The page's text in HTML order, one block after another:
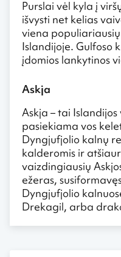
Purslai vėl kyla į
išvysti net kelias
viena
Islandijoje. Gulfoso
įdomios lankytinos
Askja
Askja – tai
pasiekiama vos
Dyngjufjolio kalnų
kalderomis ir
vaizdingiausių
ežeras,
Dyngjufjolio
Drekagil, arba